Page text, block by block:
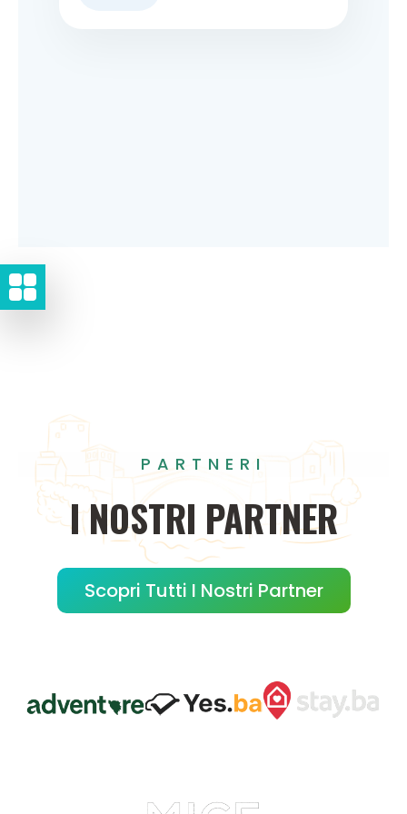
PARTNERI
INOSTRI PARTNER
Scopri Tutti I Nostri Partner